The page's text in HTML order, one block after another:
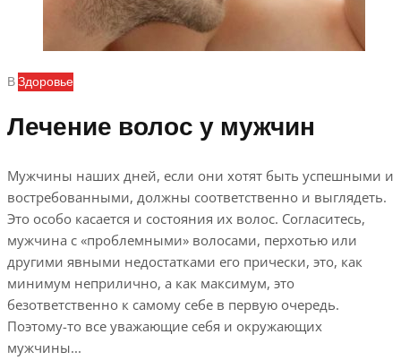
ВЗдоровье
Лечение волос у мужчин
Мужчины наших дней, если они хотят быть успешными и
востребованными, должны соответственно и выглядеть.
Это особо касается и состояния их волос. Согласитесь,
мужчина с «проблемными» волосами, перхотью или
другими явными недостатками его прически, это, как
минимум неприлично, а как максимум, это
безответственно к самому себе в первую очередь.
Поэтому-то все уважающие себя и окружающих
мужчины...